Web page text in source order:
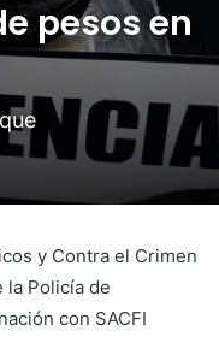
pesos en
y Contra el Crimen
la Policía de
con SACFI